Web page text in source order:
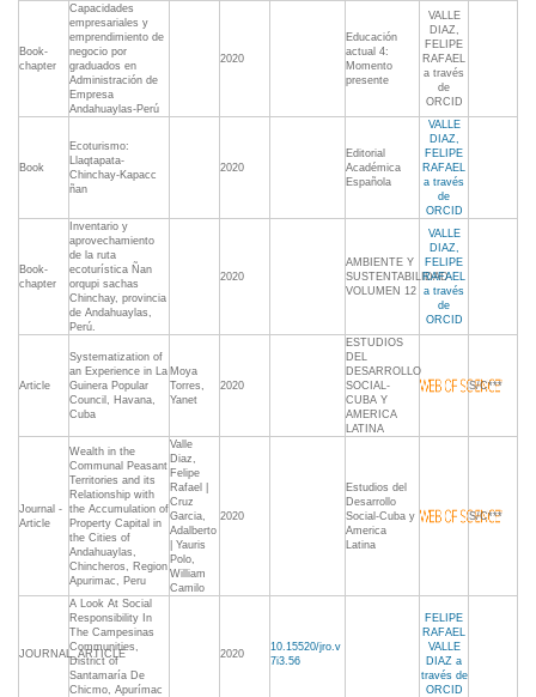
Book-
chapter
Capacidades
empresariales y
emprendimiento de
negocio por
graduados en
Administración de
Empresa
Andahuaylas-Perú
2020
Educación
actual 4:
Momento
presente
VALLE
DIAZ,
FELIPE
RAFAEL
a través
de
ORCID
Book
Ecoturismo:
Llaqtapata-
Chinchay-Kapacc
ñan
2020
Editorial
Académica
Española
VALLE
DIAZ,
FELIPE
RAFAEL
a través
de
ORCID
Book-
chapter
Inventario y
aprovechamiento
de la ruta
ecoturística Ñan
orqupi sachas
Chinchay, provincia
de Andahuaylas,
Perú.
2020
AMBIENTE Y
SUSTENTABILIDAD-
VOLUMEN 12
VALLE
DIAZ,
FELIPE
RAFAEL
a través
de
ORCID
Article
Systematization of
an Experience in La
Guinera Popular
Council, Havana,
Cuba
Moya
Torres,
Yanet
2020
ESTUDIOS
DEL
DESARROLLO
SOCIAL-
CUBA Y
AMERICA
LATINA
S/C***
Journal -
Article
Wealth in the
Communal Peasant
Territories and its
Relationship with
the Accumulation of
Property Capital in
the Cities of
Andahuaylas,
Chincheros, Region
Apurimac, Peru
Valle
Diaz,
Felipe
Rafael |
Cruz
Garcia,
Adalberto
| Yauris
Polo,
William
Camilo
2020
Estudios del
Desarrollo
Social-Cuba y
America
Latina
S/C***
JOURNAL_ARTICLE
A Look At Social
Responsibility In
The Campesinas
Communities,
District of
Santamaría De
Chicmo, Apurímac
2020
10.15520/jro.v
7i3.56
FELIPE
RAFAEL
VALLE
DIAZ a
través de
ORCID